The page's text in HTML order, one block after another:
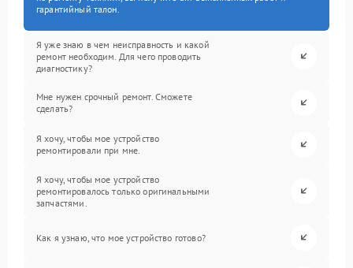
гарантийный талон.
Я уже знаю в чем неисправность и какой
ремонт необходим. Для чего проводить
диагностику?
Мне нужен срочный ремонт. Сможете
сделать?
Я хочу, чтобы мое устройство
ремонтировали при мне.
Я хочу, чтобы мое устройство
ремонтировалось только оригинальными
запчастями.
Как я узнаю, что мое устройство готово?